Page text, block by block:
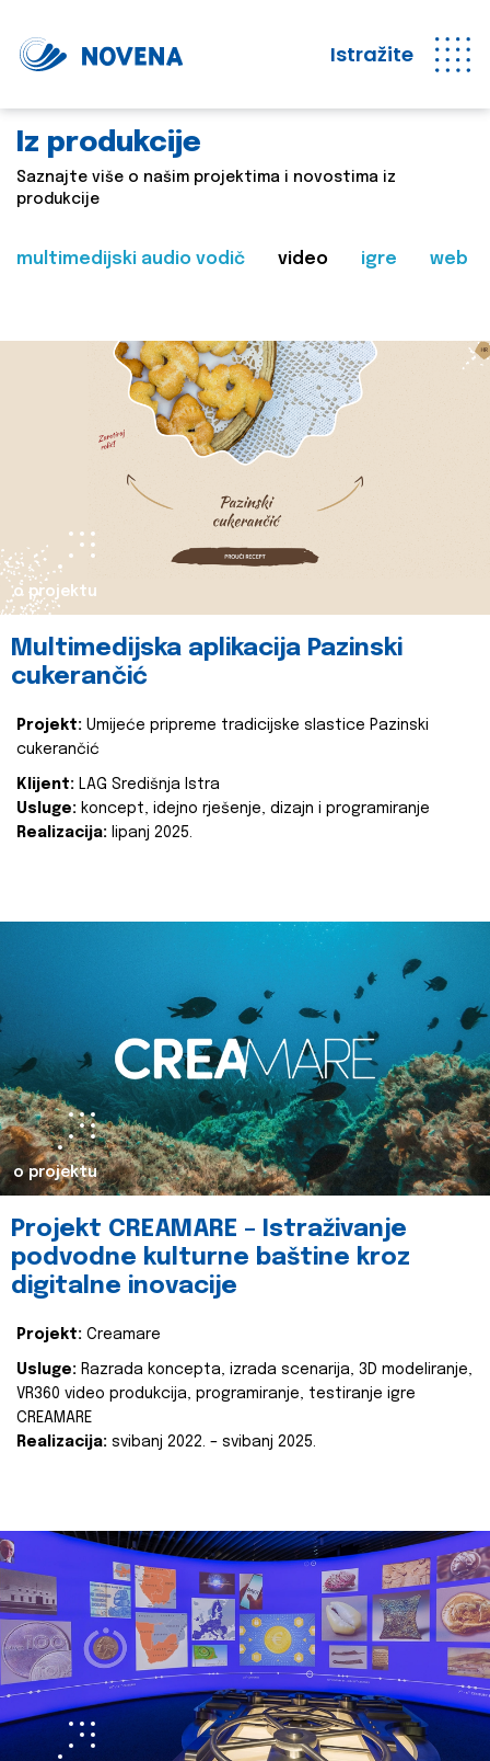
Istražite
Iz produkcije
Saznajte više o našim projektima i novostima iz
produkcije
multimedijski audio vodič video igre web
o projektu
Multimedijska aplikacija Pazinski
cukerančić
Projekt: Umijeće pripreme tradicijske slastice Pazinski
cukerančić
Klijent: LAG Središnja Istra
Usluge: koncept, idejno rješenje, dizajn i programiranje
Realizacija: lipanj 2025.
o projektu
Projekt CREAMARE – Istraživanje
podvodne kulturne baštine kroz
digitalne inovacije
Projekt: Creamare
Usluge: Razrada koncepta, izrada scenarija, 3D modeliranje,
VR360 video produkcija, programiranje, testiranje igre
CREAMARE
Realizacija: svibanj 2022. – svibanj 2025.